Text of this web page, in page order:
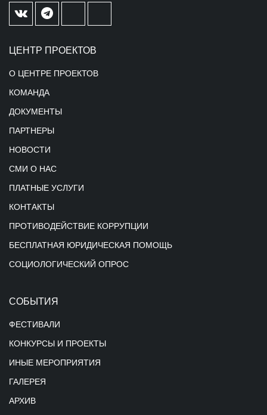
ЦЕНТР ПРОЕКТОВ
О ЦЕНТРЕ ПРОЕКТОВ
КОМАНДА
ДОКУМЕНТЫ
ПАРТНЕРЫ
НОВОСТИ
СМИ О НАС
ПЛАТНЫЕ УСЛУГИ
КОНТАКТЫ
ПРОТИВОДЕЙСТВИЕ КОРРУПЦИИ
БЕСПЛАТНАЯ ЮРИДИЧЕСКАЯ ПОМОЩЬ
СОЦИОЛОГИЧЕСКИЙ ОПРОС
СОБЫТИЯ
ФЕСТИВАЛИ
КОНКУРСЫ И ПРОЕКТЫ
ИНЫЕ МЕРОПРИЯТИЯ
ГАЛЕРЕЯ
АРХИВ